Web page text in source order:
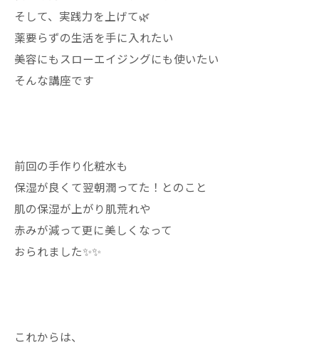
そして、実践力を上げて🌿
薬要らずの生活を手に入れたい
美容にもスローエイジングにも使いたい
そんな講座です
前回の手作り化粧水も
保湿が良くて翌朝潤ってた！とのこと
肌の保湿が上がり肌荒れや
赤みが減って更に美しくなって
おられました✨✨
これからは、